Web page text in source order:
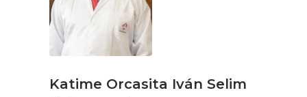
Katime Orcasita Iván Selim